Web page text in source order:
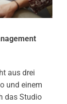
aus drei
und einem
das Studio